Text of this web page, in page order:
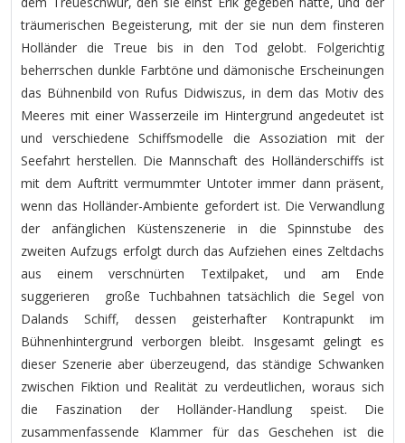
träumerischen Begeisterung, mit der sie nun dem finsteren
Holländer die Treue bis in den Tod gelobt. Folgerichtig
beherrschen dunkle Farbtöne und dämonische Erscheinungen
das Bühnenbild von Rufus Didwiszus, in dem das Motiv des
Meeres mit einer Wasserzeile im Hintergrund angedeutet ist
und verschiedene Schiffsmodelle die Assoziation mit der
Seefahrt herstellen. Die Mannschaft des Holländerschiffs ist
mit dem Auftritt vermummter Untoter immer dann präsent,
wenn das Holländer-Ambiente gefordert ist. Die Verwandlung
der anfänglichen Küstenszenerie in die Spinnstube des
zweiten Aufzugs erfolgt durch das Aufziehen eines Zeltdachs
aus einem verschnürten Textilpaket, und am Ende
suggerieren große Tuchbahnen tatsächlich die Segel von
Dalands Schiff, dessen geisterhafter Kontrapunkt im
Bühnenhintergrund verborgen bleibt. Insgesamt gelingt es
dieser Szenerie aber überzeugend, das ständige Schwanken
zwischen Fiktion und Realität zu verdeutlichen, woraus sich
die Faszination der Holländer-Handlung speist. Die
zusammenfassende Klammer für das Geschehen ist die